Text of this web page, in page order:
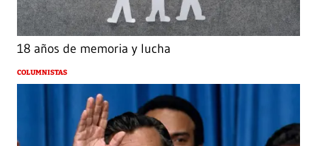
18 años de memoria y lucha
COLUMNISTAS